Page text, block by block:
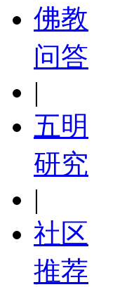
佛教
问答
|
五明
研究
|
社区
推荐